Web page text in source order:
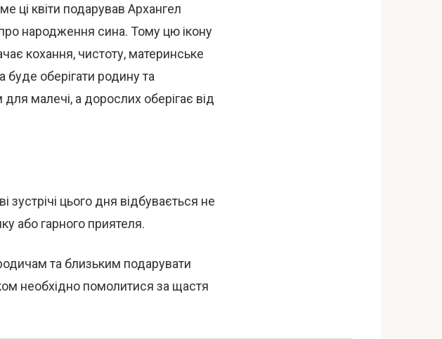
ці квіти подарував Архангел
про народження сина. Тому цю ікону
кохання, чистоту, материнське
буде оберігати родину та
малечі, а дорослих оберігає від
зустрічі цього дня відбувається не
або гарного приятеля.
та близьким подарувати
необхідно помолитися за щастя